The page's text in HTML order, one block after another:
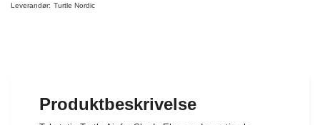
Leverandør: Turtle Nordic
Produktbeskrivelse